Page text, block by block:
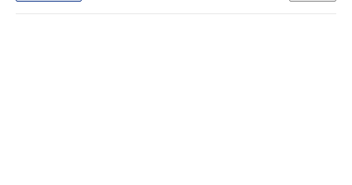
Федеральная служба по надзору в сфере природопользования (Росприроднадзор)